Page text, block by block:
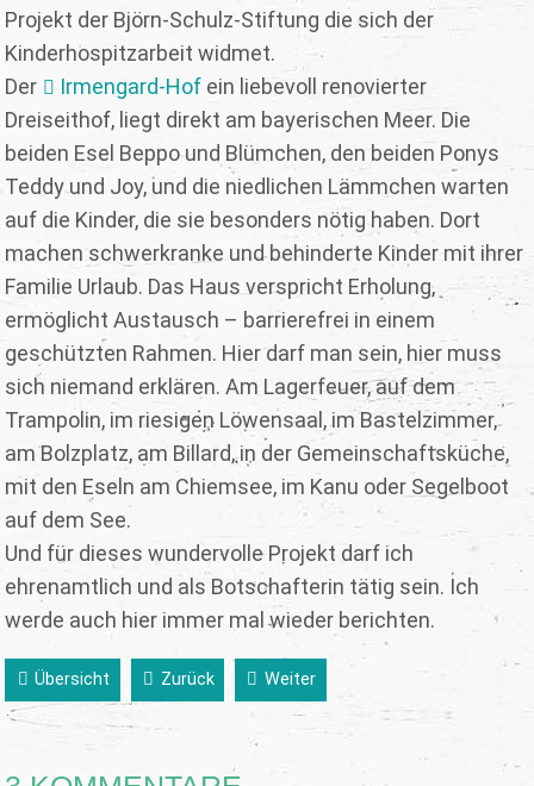
Projekt der Björn-Schulz-Stiftung die sich der
Kinderhospitzarbeit widmet.
Der
Irmengard-Hofein liebevoll renovierter
Dreiseithof, liegt direkt am bayerischen Meer. Die
beiden Esel Beppo und Blümchen, den beiden Ponys
Teddy und Joy, und die niedlichen Lämmchen warten
auf die Kinder, die sie besonders nötig haben. Dort
machen schwerkranke und behinderte Kinder mit ihrer
Familie Urlaub. Das Haus verspricht Erholung,
ermöglicht Austausch – barrierefrei in einem
geschützten Rahmen. Hier darf man sein, hier muss
sich niemand erklären. Am Lagerfeuer, auf dem
Trampolin, im riesigen Löwensaal, im Bastelzimmer,
am Bolzplatz, am Billard, in der Gemeinschaftsküche,
mit den Eseln am Chiemsee, im Kanu oder Segelboot
auf dem See.
Und für dieses wundervolle Projekt darf ich
ehrenamtlich und als Botschafterin tätig sein. Ich
werde auch hier immer mal wieder berichten.
Übersicht Zurück Weiter